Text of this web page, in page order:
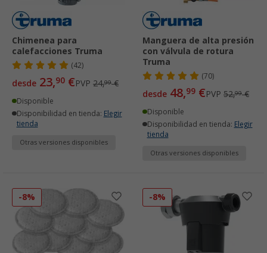
Chimenea para
calefacciones Truma
(42)
desde 23,90 €PVP 24,99€
Disponible
Disponibilidad en tienda: Elegir
tienda
Otras versiones disponibles
Manguera de alta presión
con válvula de rotura
Truma
(70)
desde 48,99 €PVP 52,99€
Disponible
Disponibilidad en tienda: Elegir
tienda
Otras versiones disponibles
-8% -8%